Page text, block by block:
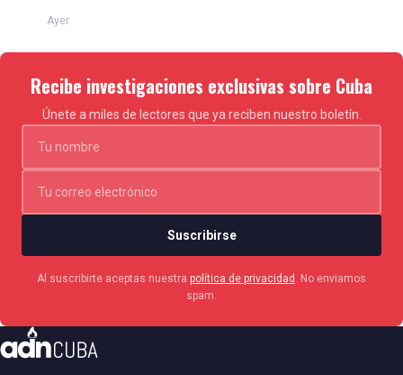
Ayer
Recibe investigaciones exclusivas sobre Cuba
Únete a miles de lectores que ya reciben nuestro boletín.
Suscribirse
Al suscribirte aceptas nuestra política de privacidad
. No enviamos
spam.